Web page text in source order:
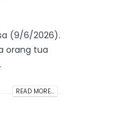
(9/6/2026).
orang tua
READ MORE...